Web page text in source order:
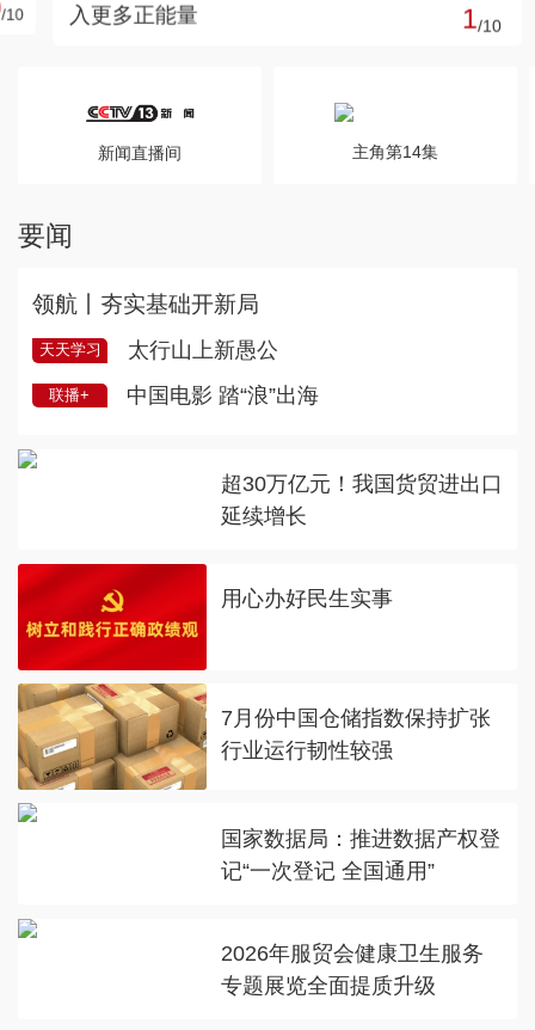
入更多正能量
/10
新闻直播间 主角第14集
要闻
领航丨夯实基础开新局
天天学习 太行山上新愚公
联播+ 中国电影 踏“浪”出海
超30万亿元！我国货贸进出口
延续增长
用心办好民生实事
7月份中国仓储指数保持扩张
行业运行韧性较强
国家数据局：推进数据产权登
记“一次登记 全国通用”
2026年服贸会健康卫生服务
专题展览全面提质升级